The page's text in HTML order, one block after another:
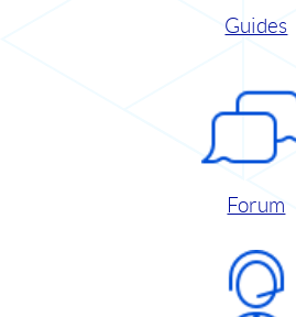
Guides
Forum